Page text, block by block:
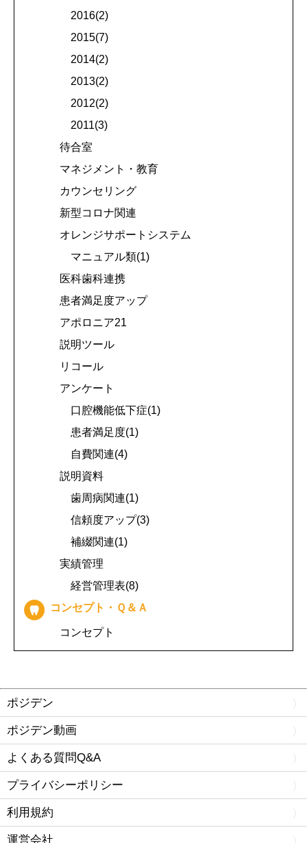
2016(2)
2015(7)
2014(2)
2013(2)
2012(2)
2011(3)
待合室
マネジメント・教育
カウンセリング
新型コロナ関連
オレンジサポートシステム
マニュアル類(1)
医科歯科連携
患者満足度アップ
アポロニア21
説明ツール
リコール
アンケート
口腔機能低下症(1)
患者満足度(1)
自費関連(4)
説明資料
歯周病関連(1)
信頼度アップ(3)
補綴関連(1)
実績管理
経営管理表(8)
コンセプト・Ｑ＆Ａ
コンセプト
ポジデン
ポジデン動画
よくある質問Q&A
プライバシーポリシー
利用規約
運営会社